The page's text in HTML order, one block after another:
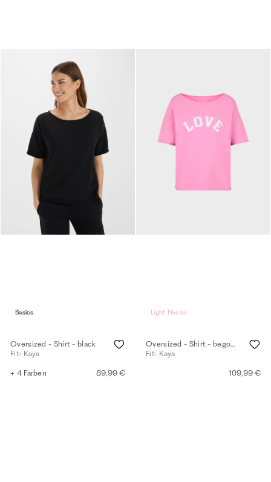
Basics
Oversized - Shirt - black
Fit: Kaya
+ 4 Farben 89,99 €
Light Fleece
Oversized - Shirt - begonia pink
Fit: Kaya
109,99 €